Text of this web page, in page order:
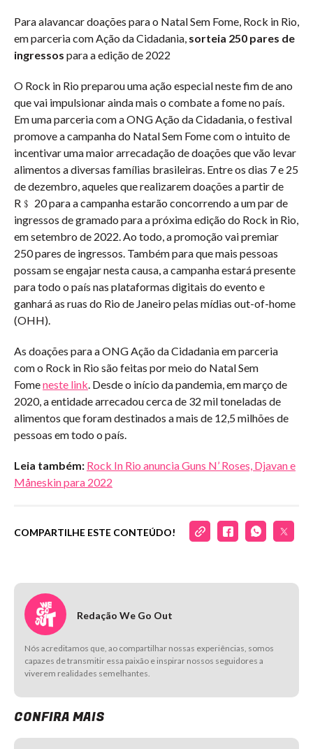
Para alavancar doações para o Natal Sem Fome, Rock in Rio,
em parceria com Ação da Cidadania, sorteia 250 pares de
ingressos para a edição de 2022
O Rock in Rio preparou uma ação especial neste fim de ano
que vai impulsionar ainda mais o combate a fome no país.
Em uma parceria com a ONG Ação da Cidadania, o festival
promove a campanha do Natal Sem Fome com o intuito de
incentivar uma maior arrecadação de doações que vão levar
alimentos a diversas famílias brasileiras. Entre os dias 7 e 25
de dezembro, aqueles que realizarem doações a partir de
R﹩ 20 para a campanha estarão concorrendo a um par de
ingressos de gramado para a próxima edição do Rock in Rio,
em setembro de 2022. Ao todo, a promoção vai premiar
250 pares de ingressos. Também para que mais pessoas
possam se engajar nesta causa, a campanha estará presente
para todo o país nas plataformas digitais do evento e
ganhará as ruas do Rio de Janeiro pelas mídias out-of-home
(OHH).
As doações para a ONG Ação da Cidadania em parceria
com o Rock in Rio são feitas por meio do Natal Sem
Fomeneste link. Desde o início da pandemia, em março de
2020, a entidade arrecadou cerca de 32 mil toneladas de
alimentos que foram destinados a mais de 12,5 milhões de
pessoas em todo o país.
Leia também: Rock In Rio anuncia Guns N’ Roses, Djavan e
Måneskin para 2022
COMPARTILHE ESTE CONTEÚDO!
Redação We Go Out
Nós acreditamos que, ao compartilhar nossas experiências, somos
capazes de transmitir essa paixão e inspirar nossos seguidores a
viverem realidades semelhantes.
CONFIRA MAIS